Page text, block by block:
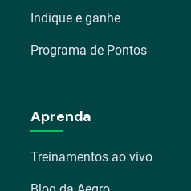
Indique e ganhe
Programa de Pontos
Aprenda
Treinamentos ao vivo